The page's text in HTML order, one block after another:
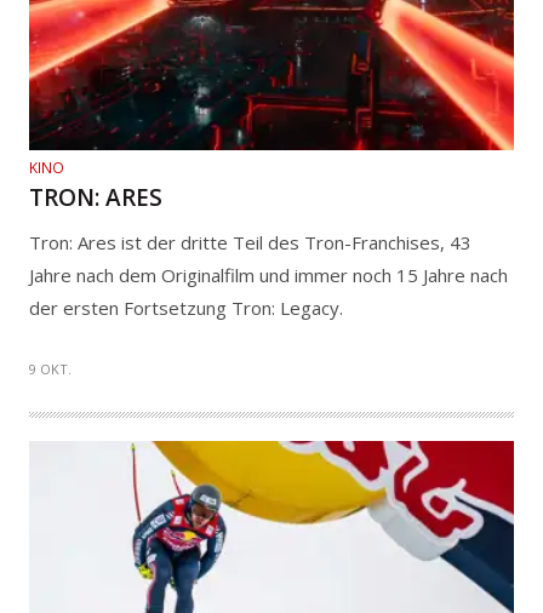
KINO
TRON: ARES
Tron: Ares ist der dritte Teil des Tron-Franchises, 43
Jahre nach dem Originalfilm und immer noch 15 Jahre nach
der ersten Fortsetzung Tron: Legacy.
9 OKT.